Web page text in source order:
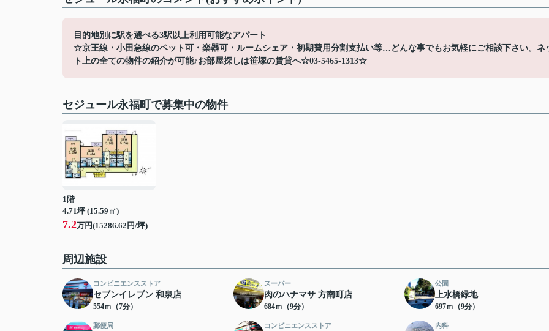
目的地別に駅を選べる3駅以上利用可能なアパート
☆京王線・小田急線のペット可・楽器可・ルームシェア・初期費用分割支払い等…どんな事でもお気軽にご相談下さい。ネ
ト上の全ての物件の紹介が可能♪お部屋探しは笹塚の賃貸へ☆03-5465-1313☆
セジュール永福町で募集中の物件
1階
4.71坪 (15.59㎡)
7.2万円(15286.62円/坪)
周辺施設
コンビニエンスストア
セブンイレブン 和泉店
554ｍ（7分）
スーパー
肉のハナマサ 方南町店
684ｍ（9分）
公園
上水橋緑地
697ｍ（9分）
郵便局 コンビニエンスストア 内科